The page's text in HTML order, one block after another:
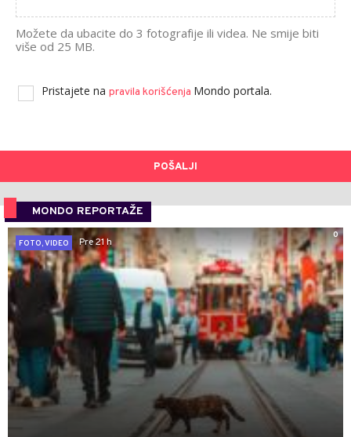
Možete da ubacite do 3 fotografije ili videa. Ne smije biti
više od 25 MB.
Pristajete na pravila korišćenja Mondo portala.
POŠALJI
MONDO REPORTAŽE
0
FOTO, VIDEO
Pre 21 h